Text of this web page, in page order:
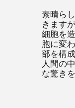
素晴ら
きます
細胞を
胞に変
部を構
人間の
な驚き